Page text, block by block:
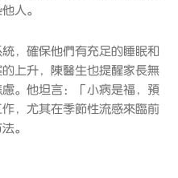
人。
，確保他們有充足的睡眠和
上升，陳醫生也提醒家長無
。他坦言：「小病是福，預
，尤其在季節性流感來臨前
。